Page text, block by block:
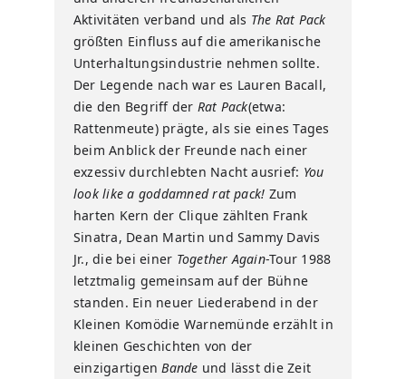
Aktivitäten verband und als The Rat Pack
größten Einfluss auf die amerikanische
Unterhaltungsindustrie nehmen sollte.
Der Legende nach war es Lauren Bacall,
die den Begriff der Rat Pack(etwa:
Rattenmeute) prägte, als sie eines Tages
beim Anblick der Freunde nach einer
exzessiv durchlebten Nacht ausrief: You
look like a goddamned rat pack! Zum
harten Kern der Clique zählten Frank
Sinatra, Dean Martin und Sammy Davis
Jr., die bei einer Together Again-Tour 1988
letztmalig gemeinsam auf der Bühne
standen. Ein neuer Liederabend in der
Kleinen Komödie Warnemünde erzählt in
kleinen Geschichten von der
einzigartigenBande und lässt die Zeit